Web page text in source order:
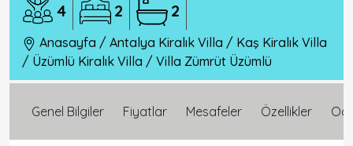
4 2 2
Anasayfa / Antalya Kiralık Villa / Kaş Kiralık Villa
/ Üzümlü Kiralık Villa / Villa Zümrüt Üzümlü
Genel Bilgiler Fiyatlar Mesafeler Özellikler